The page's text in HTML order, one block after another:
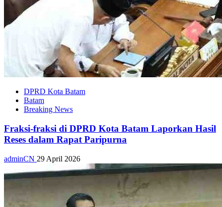
DPRD Kota Batam
Batam
Breaking News
Fraksi-fraksi di DPRD Kota Batam Laporkan Hasil
Reses dalam Rapat Paripurna
adminCN 29 April 2026